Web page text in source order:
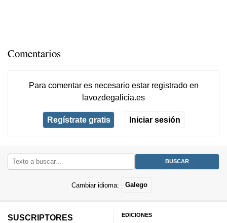
Comentarios
Para comentar es necesario estar registradoen
lavozdegalicia.es
Regístrate gratis Iniciar sesión
Cambiar idioma: Galego
SUSCRIPTORES
EDICIONES